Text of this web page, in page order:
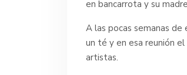
en bancarrota y su
A las pocas semanas
un té y en esa reunión
artistas.